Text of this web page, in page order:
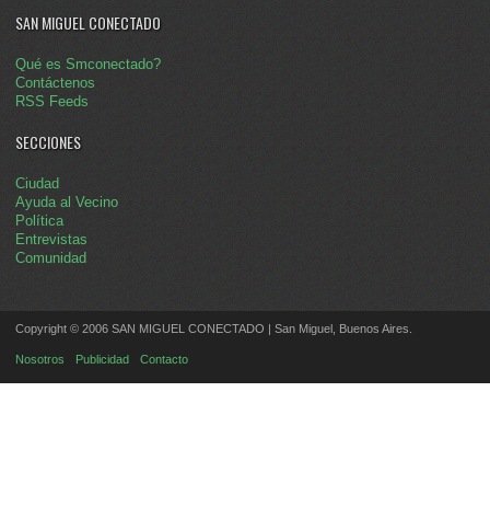
SAN MIGUEL CONECTADO
Qué es Smconectado?
Contáctenos
RSS Feeds
SECCIONES
Ciudad
Ayuda al Vecino
Política
Entrevistas
Comunidad
Copyright © 2006 SAN MIGUEL CONECTADO | San Miguel, Buenos Aires.
Nosotros Publicidad Contacto